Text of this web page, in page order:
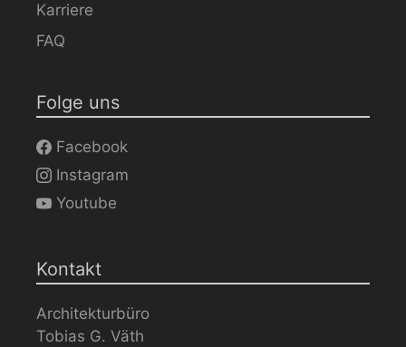
Karriere
FAQ
Folge uns
Facebook
Instagram
Youtube
Kontakt
Architekturbüro
Tobias G. Väth